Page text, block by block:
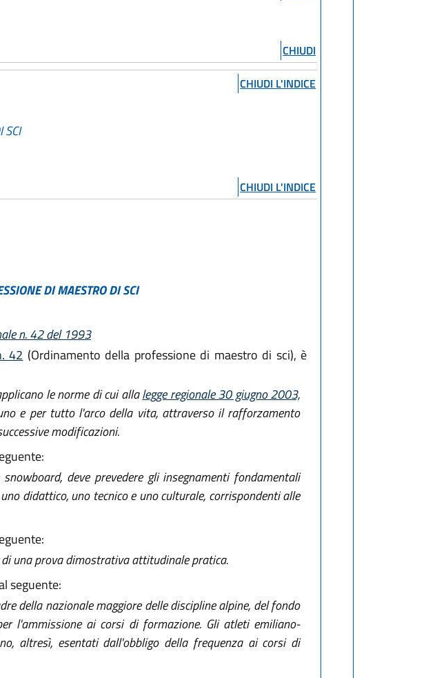
CHIUDI
CHIUDI L'INDICE
SCI
CHIUDI L'INDICE
DI MAESTRO DI SCI
n. 42 del 1993
42 (Ordinamento della professione di maestro di sci), è
le norme di cui allalegge regionale 30 giugno 2003,
e per tutto l'arco della vita, attraverso il rafforzamento
modificazioni.
deve prevedere gli insegnamenti fondamentali
didattico, uno tecnico e uno culturale, corrispondenti alle
una prova dimostrativa attitudinale pratica.
seguente:
della nazionale maggiore delle discipline alpine, del fondo
l'ammissione ai corsi di formazione. Gli atleti emiliano-
altresì, esentati dall'obbligo della frequenza ai corsi di